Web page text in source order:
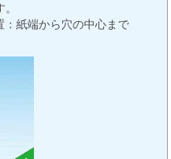
紙端から穴の中心まで